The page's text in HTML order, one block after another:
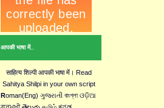
आपकी भाषा में..
साहित्य शिल्पी आपकी भाषा में। Read
Sahitya Shilpi in your own script
Roman(Eng) ગુજરાતી বাংগ্লা ଓଡ଼ିଆ